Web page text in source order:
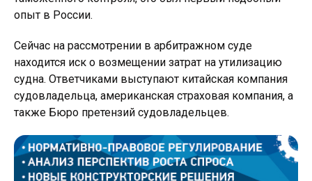
опыт в России.
Сейчас на рассмотрении в арбитражном суде
находится иск о возмещении затрат на утилизацию
судна. Ответчиками выступают китайская компания
судовладельца, американская страховая компания, а
также Бюро претензий судовладельцев.